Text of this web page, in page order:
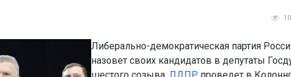
Либерально-демократическая партия
назовет своих кандидатов в депутаты